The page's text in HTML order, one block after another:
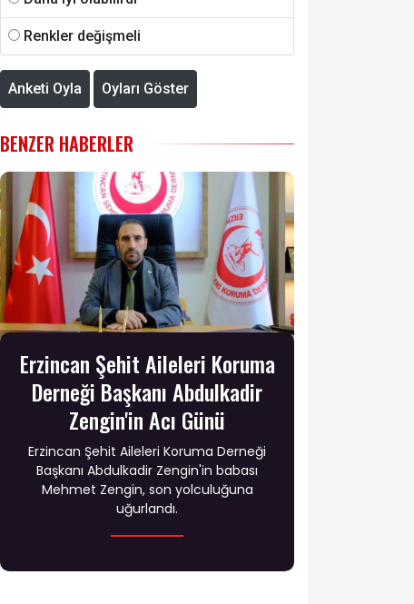
Renkler değişmeli
Anketi Oyla Oyları Göster
BENZER HABERLER
Erzincan Şehit Aileleri Koruma
Derneği Başkanı Abdulkadir
Zengin'in Acı Günü
Erzincan Şehit Aileleri Koruma Derneği
Başkanı Abdulkadir Zengin'in babası
Mehmet Zengin, son yolculuğuna
uğurlandı.